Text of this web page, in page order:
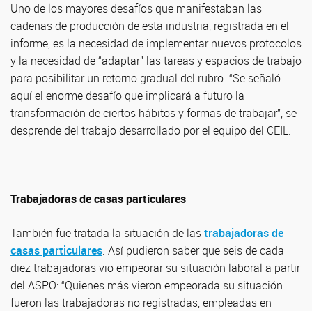
Uno de los mayores desafíos que manifestaban las
cadenas de producción de esta industria, registrada en el
informe, es la necesidad de implementar nuevos protocolos
y la necesidad de “adaptar” las tareas y espacios de trabajo
para posibilitar un retorno gradual del rubro. “Se señaló
aquí el enorme desafío que implicará a futuro la
transformación de ciertos hábitos y formas de trabajar”, se
desprende del trabajo desarrollado por el equipo del CEIL.
Trabajadoras de casas particulares
También fue tratada la situación de lastrabajadoras de
casas particulares. Así pudieron saber que seis de cada
diez trabajadoras vio empeorar su situación laboral a partir
del ASPO: “Quienes más vieron empeorada su situación
fueron las trabajadoras no registradas, empleadas en